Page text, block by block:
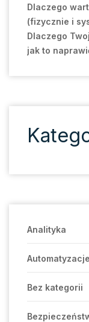
Dlaczego
(fizycznie i
Dlaczego
jak to
Analityka
Automatyzacje
Bez kategorii